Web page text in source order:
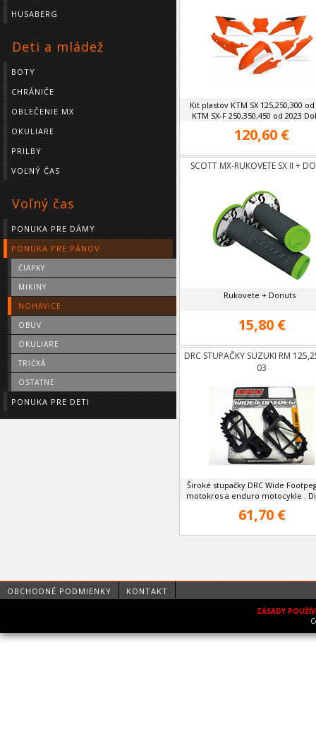
HUSABERG
Deti a mládež
BOTY
CHRÁNIČE
OBLEČENIE MX
OKULIARE
PRILBY
VOĽNÝ ČAS
Voľný čas
PONUKA PRE DÁMY
PONUKA PRE PÁNOV
ČIAPKY
MIKINY
NOHAVICE
OBUV
OKULIARE
TRIČKÁ
OSTATNE
PONUKA PRE DETI
Kit plastov KTM SX 125,250,300
KTM SX-F 250,350,450 od 2023
120,60 €
SCOTT MX-RUKOVETE SX II +
Rukovete + Donuts
15,80 €
DRC STUPAČKY SUZUKI RM
03
Široké stupačky DRC Wide
motokros a enduro motocykle .
...
61,70 €
OBCHODNÉ PODMIENKY KONTAKT
ZÁSADY